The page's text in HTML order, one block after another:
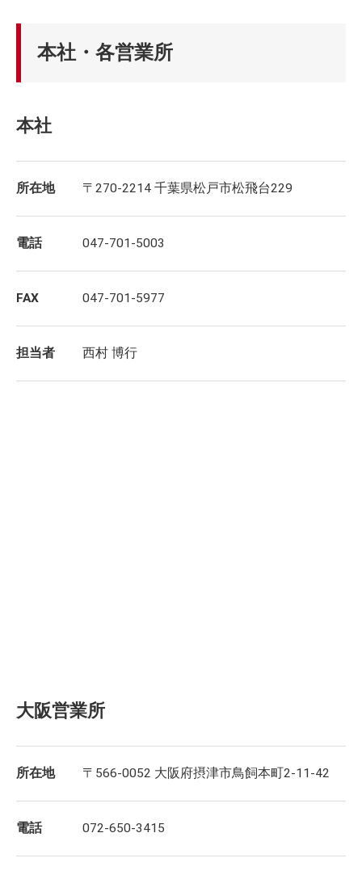
本社・各営業所
本社
所在地 〒270-2214 千葉県松戸市松飛台229
電話 047-701-5003
FAX 047-701-5977
担当者 西村 博行
大阪営業所
所在地 〒566-0052 大阪府摂津市鳥飼本町2-11-42
電話 072-650-3415